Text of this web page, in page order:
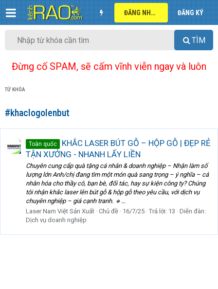
ĐĂNG NHẬP ĐĂNG KÝ
TÌM
Đừng cố SPAM, sẽ cấm vĩnh viễn ngay và luôn
TỪ KHÓA
#khaclogolenbut
Toàn quốc
KHẮC LASER BÚT GỖ – HỘP GỖ | ĐẸP RẺ
TẬN XƯỞNG - NHANH LẤY LIỀN
Chuyên cung cấp quà tặng cá nhân & doanh nghiệp – Nhận làm số
lượng lớn Anh/chị đang tìm một món quà sang trọng – ý nghĩa – cá
nhân hóa cho thầy cô, bạn bè, đối tác, hay sự kiện công ty? Chúng
tôi nhận khắc laser lên bút gỗ & hộp gỗ theo yêu cầu, với dịch vụ
chuyên nghiệp – giá cạnh tranh. 🔹...
Laser Nam Việt Sản Xuất Chủ đề 16/7/25 Trả lời: 13
Diễn đàn:
Dịch vụ doanh nghiệp